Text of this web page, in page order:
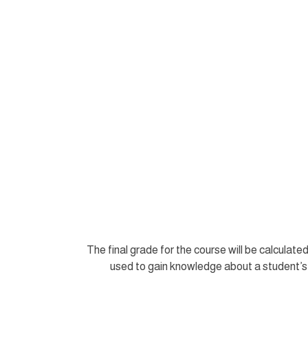
The final grade for the course will be
used to gain knowledge about a